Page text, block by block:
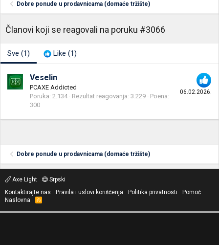
Dobre ponude u prodavnicama (domaće tržište)
Članovi koji se reagovali na poruku #3066
Sve (1) Like (1)
06.02.2026.
Veselin
PCAXE Addicted
Poruka 2.134 Rezultat reagovanja 3.229
Poena
300
Dobre ponude u prodavnicama (domaće tržište)
Axe Light
Srpski
Kontaktirajte nas
Pravila i uslovi korišćenja Politika privatnosti
Pomoć
Naslovna
R
S